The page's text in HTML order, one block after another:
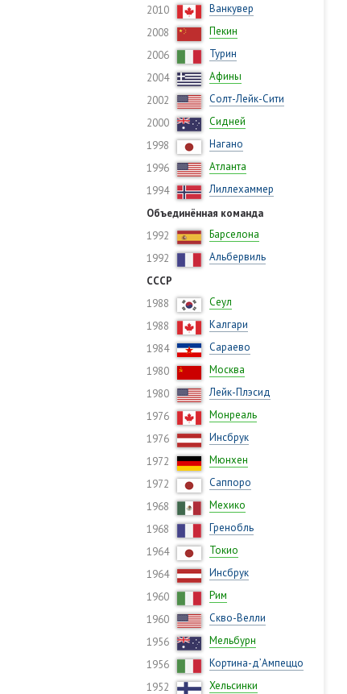
2010
Ванкувер
2008
Пекин
2006
Турин
2004
Афины
2002
Солт-Лейк-Сити
2000
Сидней
1998
Нагано
1996
Атланта
1994
Лиллехаммер
Объединённая команда
1992
Барселона
1992
Альбервиль
СССР
1988
Сеул
1988
Калгари
1984
Сараево
1980
Москва
1980
Лейк-Плэсид
1976
Монреаль
1976
Инсбрук
1972
Мюнхен
1972
Саппоро
1968
Мехико
1968
Гренобль
1964
Токио
1964
Инсбрук
1960
Рим
1960
Скво-Велли
1956
Мельбурн
1956
Кортина-д’Ампеццо
1952
Хельсинки